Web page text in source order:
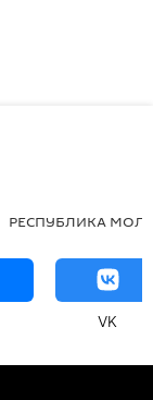
РЕСПУБЛИКА
VK